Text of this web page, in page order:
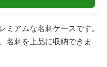
アムな名刺ケースです。
名刺を上品に収納できま